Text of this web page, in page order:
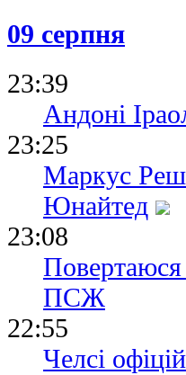
09 серпня
23:39
Андоні
23:25
Маркус
Юнайтед
23:08
ПСЖ
22:55
Челсі